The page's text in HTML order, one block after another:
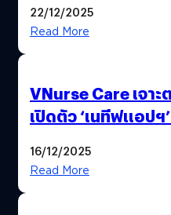
22/12/2025
Read More
VNurse Care เจา
เปิดตัว ‘เนทีฟแอปฯ
จบในที่เดียว
16/12/2025
Read More